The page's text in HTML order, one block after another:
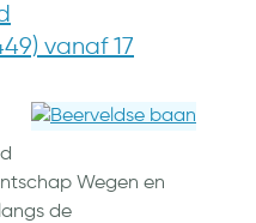
vanaf 17
Wegen en
de